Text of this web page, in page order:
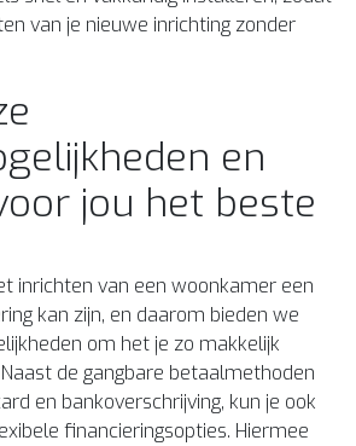
van je nieuwe inrichting zonder
en
jou het beste
inrichten van een woonkamer een
kan zijn, en daarom bieden we
om het je zo makkelijk
de gangbare betaalmethoden
en bankoverschrijving, kun je ook
financieringsopties. Hiermee